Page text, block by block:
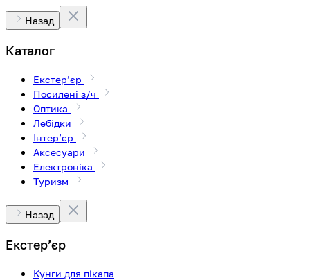
Назад
Каталог
Екстерʼєр
Посилені з/ч
Оптика
Лебідки
Інтерʼєр
Аксесуари
Електроніка
Туризм
Назад
Екстерʼєр
Кунги для пікапа